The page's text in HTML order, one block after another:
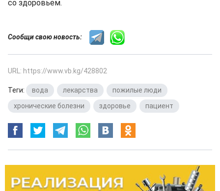
со здоровьем.
Сообщи свою новость:
URL: https://www.vb.kg/428802
Теги: вода лекарства пожилые люди
хронические болезни
здоровье пациент